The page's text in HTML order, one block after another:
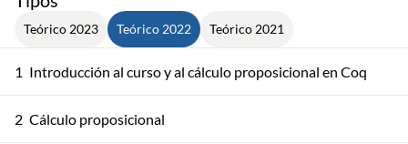
Teórico 2023 Teórico 2022 Teórico 2021
1 Introducción al curso y al cálculo proposicional en Coq
2 Cálculo proposicional